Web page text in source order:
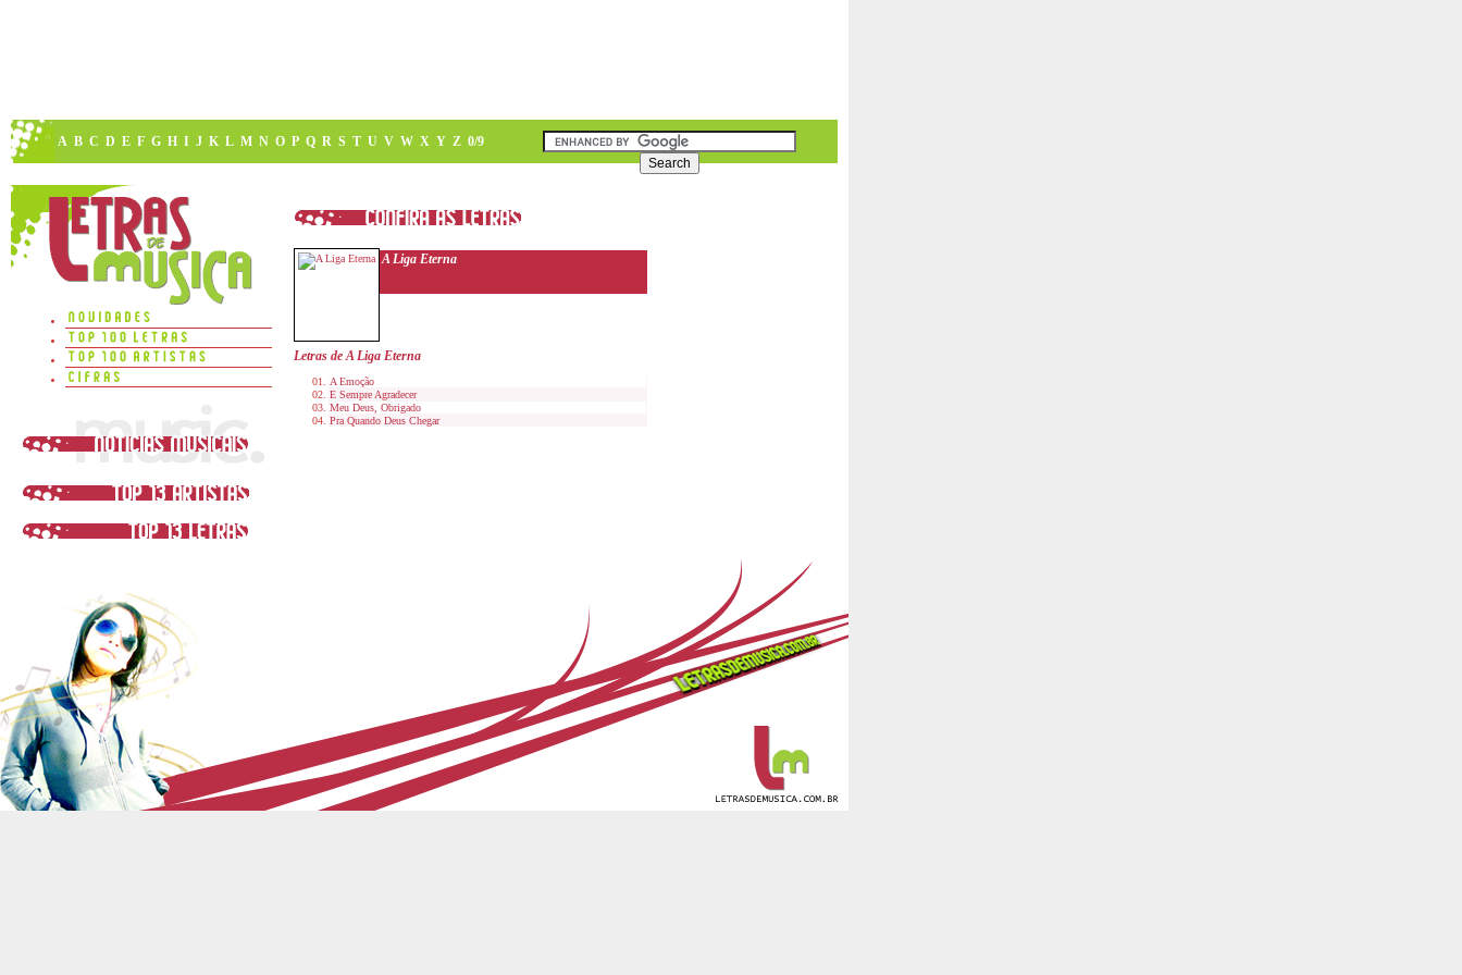
A B C D E F G H I J K L M N O P Q R S T U V W X Y Z 0/9
A Liga Eterna
Letras de A Liga Eterna
A Emoção
E Sempre Agradecer
Meu Deus, Obrigado
Pra Quando Deus Chegar